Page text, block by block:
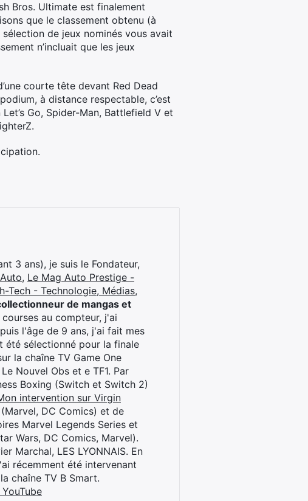
Bros. Ultimate est finalement
que le classement obtenu (à
de jeux nominés vous avait
n’incluait que les jeux
courte tête devant Red Dead
à distance respectable, c’est
Go, Spider-Man, Battlefield V et
3 ans), je suis le Fondateur,
, Le Mag Auto Prestige -
Tech - Technologie, Médias,
de mangas et
au compteur, j'ai
l'âge de 9 ans, j'ai fait mes
été sélectionné pour la finale
la chaîne TV Game One
Nouvel Obs et e TF1. Par
Boxing (Switch et Switch 2)
intervention sur Virgin
DC Comics) et de
Marvel Legends Series et
Wars, DC Comics, Marvel).
Marchal, LES LYONNAIS. En
récemment été intervenant
chaîne TV B Smart.